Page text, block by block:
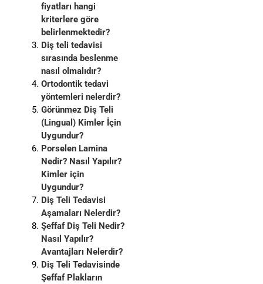
fiyatları hangi
kriterlere göre
belirlenmektedir?
Diş teli tedavisi
sırasında beslenme
nasıl olmalıdır?
Ortodontik tedavi
yöntemleri nelerdir?
Görünmez Diş Teli
(Lingual) Kimler İçin
Uygundur?
Porselen Lamina
Nedir? Nasıl Yapılır?
Kimler için
Uygundur?
Diş Teli Tedavisi
Aşamaları Nelerdir?
Şeffaf Diş Teli Nedir?
Nasıl Yapılır?
Avantajları Nelerdir?
Diş Teli Tedavisinde
Şeffaf Plakların